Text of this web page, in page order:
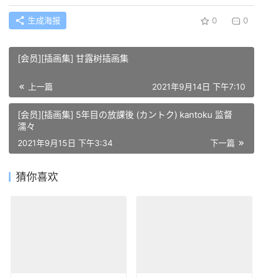
生成海报 0 0
[会员][插画集] 甘露树插画集
上一篇 2021年9月14日 下午7:10
[会员][插画集] 5年目の放課後 (カントク) kantoku 监督
濡々
下一篇
2021年9月15日 下午3:34
猜你喜欢